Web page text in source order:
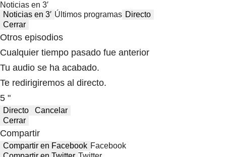
Noticias en 3′
Noticias en 3′ Últimos programas Directo
Cerrar
Otros episodios
Cualquier tiempo pasado fue anterior
Tu audio se ha acabado.
Te redirigiremos al directo.
5 "
Directo
Cancelar
Cerrar
Compartir
Compartir en Facebook Facebook